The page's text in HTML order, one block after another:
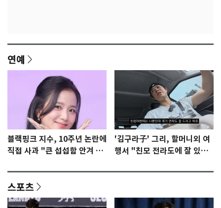
연예
블랙핑크 지수, 10주년 논란에
직접 사과 "큰 섭섭함 안겨 미
'김구라子' 그리, 할머니외 여
행서 "친모 전라도에 잘 있
스포츠